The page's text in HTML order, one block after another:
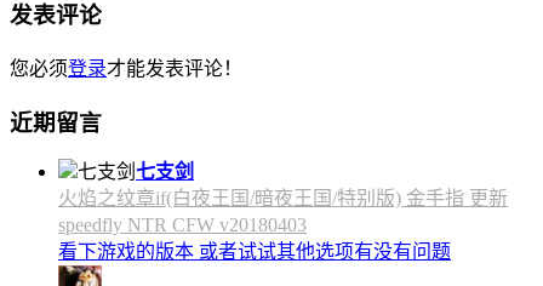
发表评论
您必须登录才能发表评论！
近期留言
七支剑
火焰之纹章if(白夜王国/暗夜王国/特别版) 金手指 更新
speedfly NTR CFW v20180403
看下游戏的版本 或者试试其他选项有没有问题